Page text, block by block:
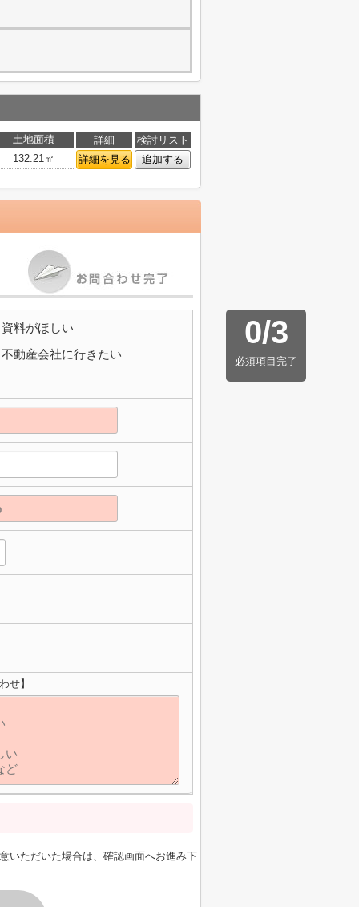
土地面積 詳細
検討リスト
132.21㎡
詳細を見る 追加する
0/3
必須項目完了
資料がほしい
不動産会社に行きたい
せ】
いただいた場合は、確認画面へお進み下